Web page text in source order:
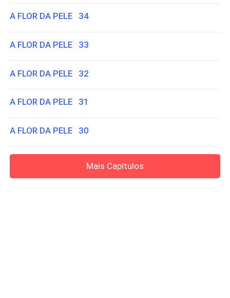
A FLOR DA PELE 34
A FLOR DA PELE 33
A FLOR DA PELE 32
A FLOR DA PELE 31
A FLOR DA PELE 30
Mais Capítulos